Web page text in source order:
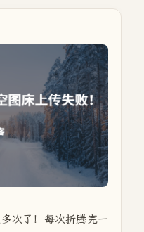
次了！每次折腾完一